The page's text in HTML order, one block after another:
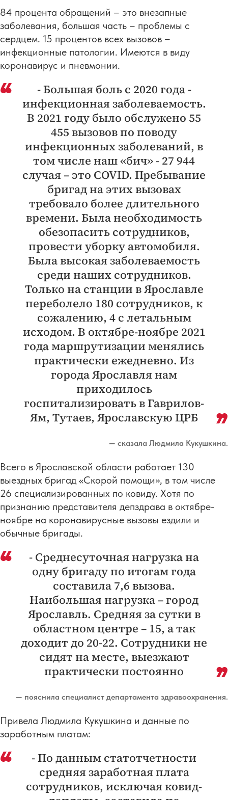
84 процента обращений – это внезапные
заболевания, большая часть – проблемы с
сердцем. 15 процентов всех вызовов –
инфекционные патологии. Имеются в виду
коронавирус и пневмонии.
- Большая боль с 2020 года -
инфекционная заболеваемость.
В 2021 году было обслужено 55
455 вызовов по поводу
инфекционных заболеваний, в
том числе наш «бич» - 27 944
случая – это COVID. Пребывание
бригад на этих вызовах
требовало более длительного
времени. Была необходимость
обезопасить сотрудников,
провести уборку автомобиля.
Была высокая заболеваемость
среди наших сотрудников.
Только на станции в Ярославле
переболело 180 сотрудников, к
сожалению, 4 с летальным
исходом. В октябре-ноябре 2021
года маршрутизации менялись
практически ежедневно. Из
города Ярославля нам
приходилось
госпитализировать в Гаврилов-
Ям, Тутаев, Ярославскую ЦРБ
— сказала Людмила Кукушкина.
Всего в Ярославской области работает 130
выездных бригад «Скорой помощи», в том числе
26 специализированных по ковиду. Хотя по
признанию представителя депздрава в октябре-
ноябре на коронавирусные вызовы ездили и
обычные бригады.
- Среднесуточная нагрузка на
одну бригаду по итогам года
составила 7,6 вызова.
Наибольшая нагрузка – город
Ярославль. Средняя за сутки в
областном центре – 15, а так
доходит до 20-22. Сотрудники не
сидят на месте, выезжают
практически постоянно
— пояснила специалист департамента здравоохранения.
Привела Людмила Кукушкина и данные по
заработным платам:
- По данным статотчетности
средняя заработная плата
сотрудников, исключая ковид-